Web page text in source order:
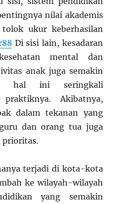
nilai akademis
ukur keberhasilan
Di sisi lain, kesadaran
mental dan
anak juga semakin
hal ini seringkali
Akibatnya,
dalam tekanan yang
dan orang tua juga
prioritas.
terjadi di kota-kota
ke wilayah-wilayah
yang semakin